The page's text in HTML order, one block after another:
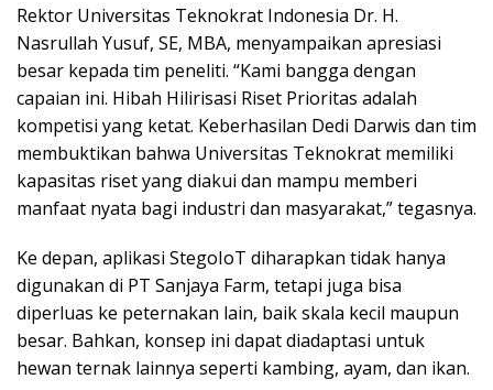
Rektor Universitas Teknokrat Indonesia Dr. H.
Nasrullah Yusuf, SE, MBA, menyampaikan apresiasi
besar kepada tim peneliti. “Kami bangga dengan
capaian ini. Hibah Hilirisasi Riset Prioritas adalah
kompetisi yang ketat. Keberhasilan Dedi Darwis dan tim
membuktikan bahwa Universitas Teknokrat memiliki
kapasitas riset yang diakui dan mampu memberi
manfaat nyata bagi industri dan masyarakat,” tegasnya.
Ke depan, aplikasi StegoIoT diharapkan tidak hanya
digunakan di PT Sanjaya Farm, tetapi juga bisa
diperluas ke peternakan lain, baik skala kecil maupun
besar. Bahkan, konsep ini dapat diadaptasi untuk
hewan ternak lainnya seperti kambing, ayam, dan ikan.